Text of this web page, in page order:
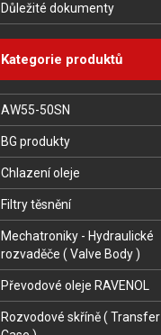
Důležité dokumenty
Kategorie produktů
AW55-50SN
BG produkty
Chlazení oleje
Filtry těsnění
Mechatroniky - Hydraulické
rozvaděče ( Valve Body )
Převodové oleje RAVENOL
Rozvodové skříně ( Transfer